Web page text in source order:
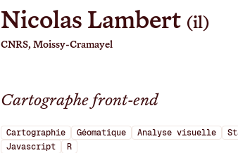
Nicolas Lambert (il)
CNRS, Moissy-Cramayel
Cartographe front-end
Cartographie Géomatique Analyse visuelle
Javascript
R